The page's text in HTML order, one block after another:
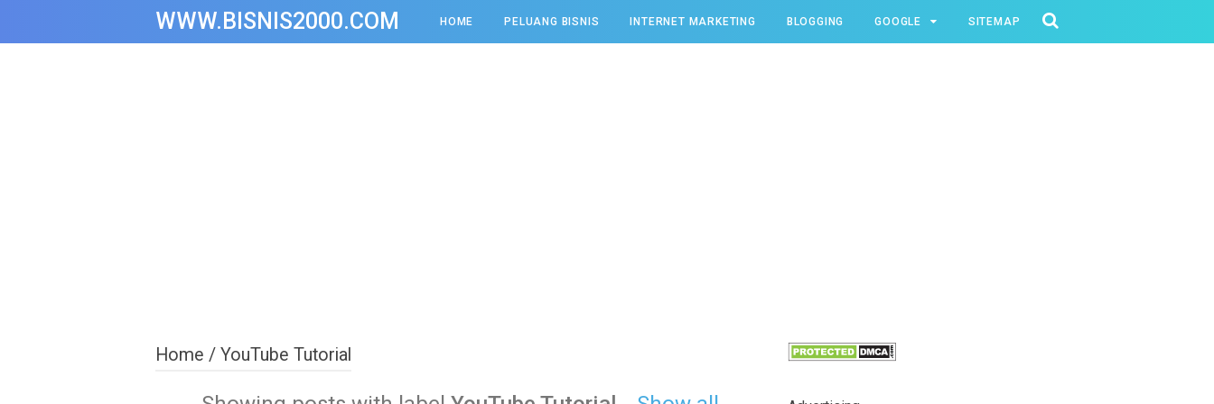
WWW.BISNIS2000.COM HOME PELUANG BISNIS INTERNET MARKETING BLOGGING GOOGLE SITEMAP
Home / YouTube Tutorial